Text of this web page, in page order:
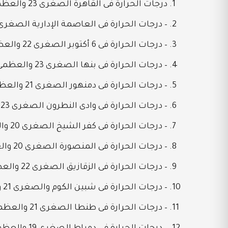
درجات الحرارة فى القاهرة الصغرى 23 والعظمى 32
– درجات الحرارة فى العاصمة الإدارية الصغرى 22 والعظمى
– درجات الحرارة فى 6 أكتوبر الصغرى 22 والعظمى 33
– درجات الحرارة فى بنها الصغرى 23 والعظمى 32
– درجات الحرارة فى دمنهور الصغرى 21 والعظمى 31
– درجات الحرارة فى وادى النطرون الصغرى 23 العظمى 32
– درجات الحرارة فى كفر الشيخ الصغرى 20 والعظمى 30
– درجات الحرارة فى المنصورة الصغرى 20 والعظمى 30
– درجات الحرارة فى الزقازيق الصغرى 22 والعظمى 33
– درجات الحرارة فى شبين الكوم والصغرى 21 والعظمى 32
– درجات الحرارة فى طنطا الصغرى 21 والعظمى 31